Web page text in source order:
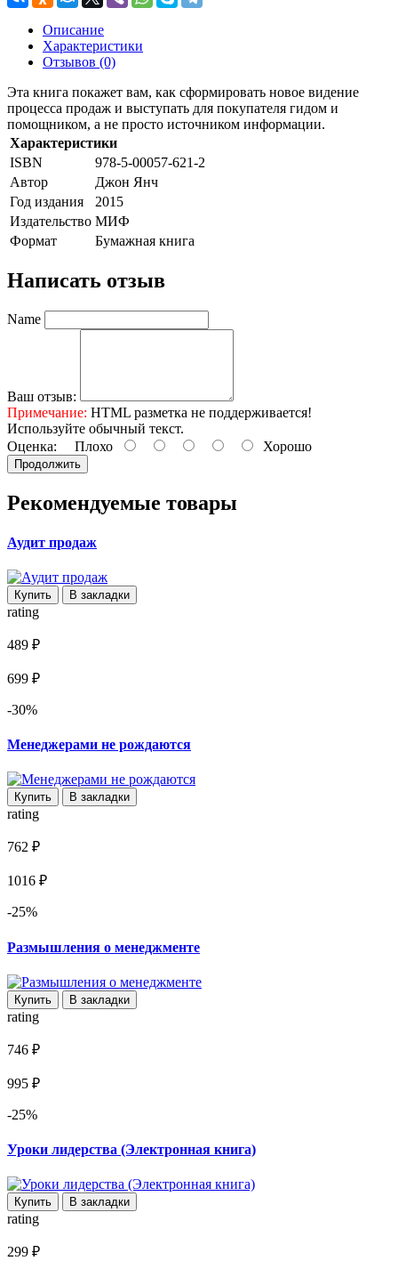
Описание
Характеристики
Отзывов (0)
Эта книга покажет вам, как сформировать новое видение
процесса продаж и выступать для покупателя гидом и
помощником, а не просто источником информации.
Характеристики
ISBN
978-5-00057-621-2
Автор
Джон Янч
Год издания
2015
Издательство МИФ
Формат
Бумажная книга
Написать отзыв
Name
Ваш отзыв:
Примечание: HTML разметка не поддерживается!
Используйте обычный текст.
Оценка: Плохо Хорошо
Продолжить
Рекомендуемые товары
Аудит продаж
Купить В закладки
rating
489 ₽
699 ₽
-30%
Менеджерами не рождаются
Купить В закладки
rating
762 ₽
1016 ₽
-25%
Размышления о менеджменте
Купить В закладки
rating
746 ₽
995 ₽
-25%
Уроки лидерства (Электронная книга)
Купить В закладки
rating
299 ₽